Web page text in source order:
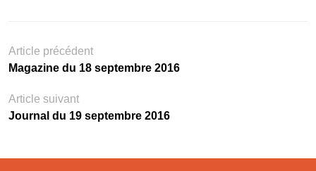
Article précédent
Magazine du 18 septembre 2016
Article suivant
Journal du 19 septembre 2016